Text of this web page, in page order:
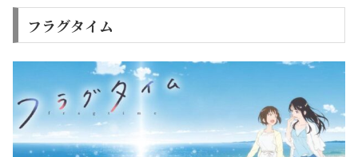
フラグタイム